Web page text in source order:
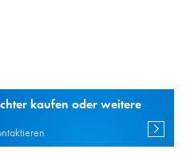
kaufen oder weitere